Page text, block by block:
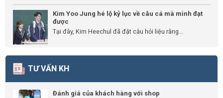
Kim Yoo Jung hé lộ kỷ lục về câu cá mà mình đạt
được
Tại đây, Kim Heechul đã đặt câu hỏi liệu rằng...
TƯ VẤN KH
Đánh giá của khách hàng với shop